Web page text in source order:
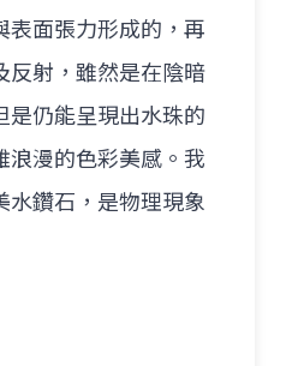
表面張力形成的，再
反射，雖然是在陰暗
是仍能呈現出水珠的
浪漫的色彩美感。我
水鑽石，是物理現象